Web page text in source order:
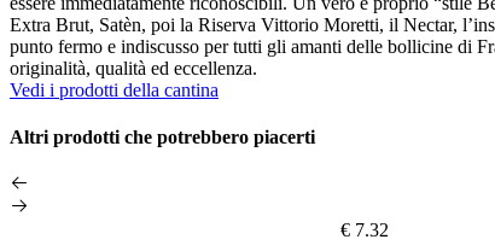
Extra Brut, Satèn, poi la Riserva Vittorio Moretti, il Nectar,
punto fermo e indiscusso per tutti gli amanti delle bollicine di
originalità, qualità ed eccellenza.
Vedi i prodotti della cantina
Altri prodotti che potrebbero piacerti
€ 7.32